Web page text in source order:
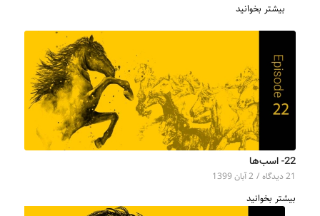
بیشتر بخوانید
22- اسب‌ها
21 دیدگاه‌ / 2 آبان 1399
بیشتر بخوانید